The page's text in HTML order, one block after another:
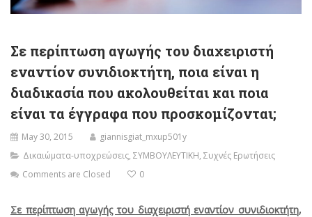
Σε περίπτωση αγωγής του διαχειριστή
εναντίον συνιδιοκτήτη, ποια είναι η
διαδικασία που ακολουθείται και ποια
είναι τα έγγραφα που προσκομίζονται;
May 30, 2015
giannisgiat_mxup501y
Δικαιώματα-υποχρεώσεις, ΣΥΜΒΟΥΛΕΥΤΙΚΗ, Συχνές Ερωτήσεις
Comments are Closed
0
Σε περίπτωση αγωγής του διαχειριστή εναντίον συνιδιοκτήτη,